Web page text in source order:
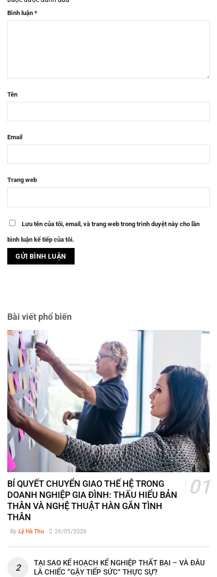
Bình luận *
Tên
Email
Trang web
Lưu tên của tôi, email, và trang web trong trình duyệt này cho lần
bình luận kế tiếp của tôi.
Bài viết phổ biến
BÍ QUYẾT CHUYỂN GIAO THẾ HỆ TRONG
DOANH NGHIỆP GIA ĐÌNH: THẤU HIỂU BẢN
THÂN VÀ NGHỆ THUẬT HÀN GẮN TÌNH
THÂN
By Lý Hà Thu 26/05/2026
TẠI SAO KẾ HOẠCH KẾ NGHIỆP THẤT BẠI – VÀ ĐÂU
LÀ CHIẾC “GẬY TIẾP SỨC” THỰC SỰ?